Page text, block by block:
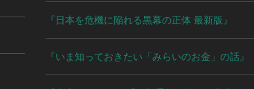
『日本を危機に陥れる黒幕の正体 最新版』
『いま知っておきたい「みらいのお金」の話』